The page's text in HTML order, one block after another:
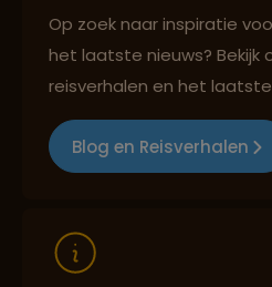
Lees meer over
Reizen met oog voor
Op zoek naar inspiratie
het laatste nieuws? Bekijk
reisverhalen en het
Blog en Reisverhalen